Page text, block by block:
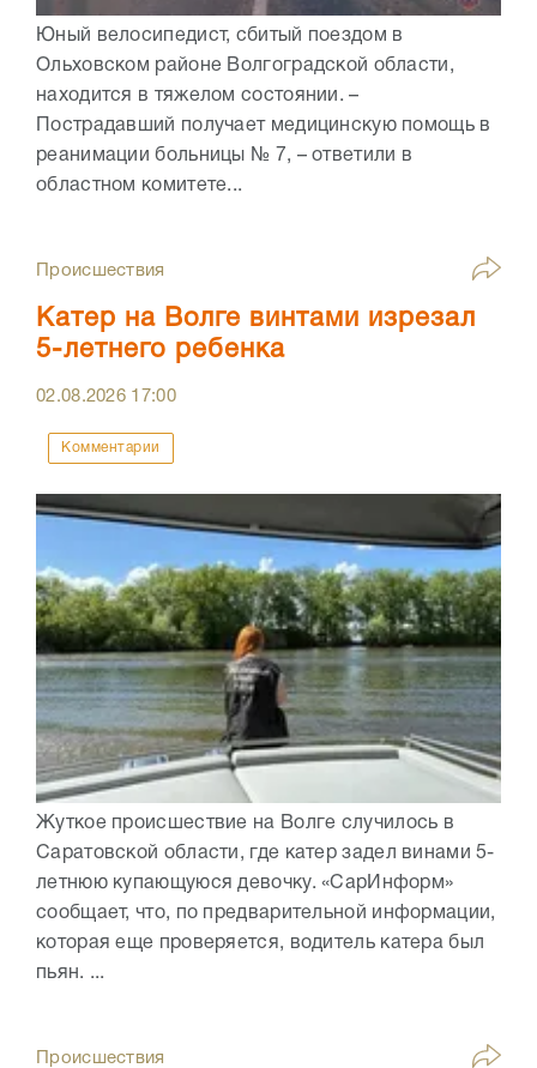
Юный велосипедист, сбитый поездом в
Ольховском районе Волгоградской области,
находится в тяжелом состоянии. –
Пострадавший получает медицинскую помощь в
реанимации больницы № 7, – ответили в
областном комитете...
Происшествия
Катер на Волге винтами изрезал
5-летнего ребенка
02.08.2026 17:00
Комментарии
Жуткое происшествие на Волге случилось в
Саратовской области, где катер задел винами 5-
летнюю купающуюся девочку. «СарИнформ»
сообщает, что, по предварительной информации,
которая еще проверяется, водитель катера был
пьян. ...
Происшествия